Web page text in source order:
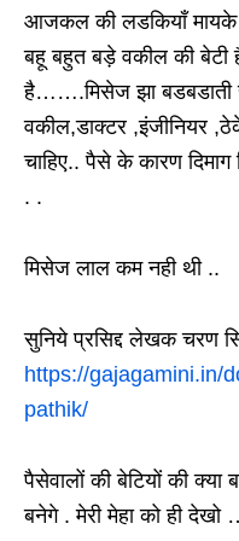
आजकल की लडकियाँ मायके
बहू बहुत बड़े वकील की बेटी
है…….मिसेज झा बडबडाती
वकील,डाक्टर ,इंजीनियर
चाहिए.. पैसे के कारण दिमाग
. .
मिसेज लाल कम नही थी ..
सुनिये प्रसिद्द लेखक चरण
https://gajagamini.in/
pathik/
पैसेवालों की बेटियों की
बनेगे . मेरी मेहा को ही देखो